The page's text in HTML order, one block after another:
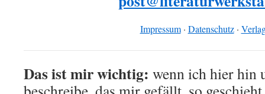
Impressum· Datenschutz·
Das ist mir wichtig: wenn ich hier hin